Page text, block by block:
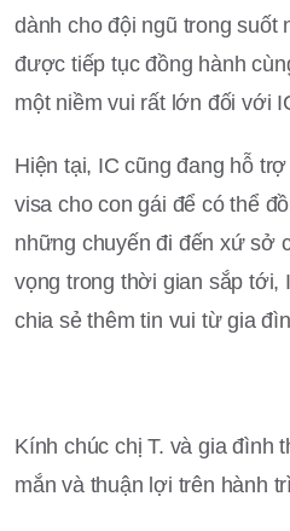
dành cho đội ngũ trong suốt
được tiếp tục đồng hành
một niềm vui rất lớn đối với
Hiện tại, IC cũng đang hỗ
visa cho con gái để có thể
những chuyến đi đến xứ sở
vọng trong thời gian sắp tới,
chia sẻ thêm tin vui từ gia
Kính chúc chị T. và gia đình
mắn và thuận lợi trên hành